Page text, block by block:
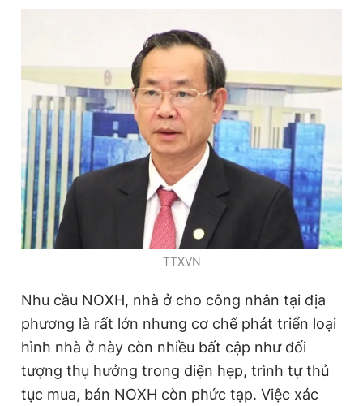
TTXVN
Nhu cầu NOXH, nhà ở cho công nhân tại địa
phương là rất lớn nhưng cơ chế phát triển loại
hình nhà ở này còn nhiều bất cập như đối
tượng thụ hưởng trong diện hẹp, trình tự thủ
tục mua, bán NOXH còn phức tạp. Việc xác